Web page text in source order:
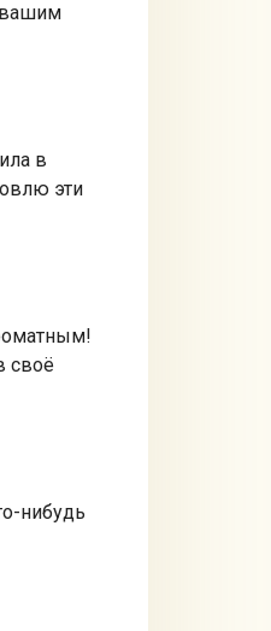
вашим
в
эти
своё
нибудь